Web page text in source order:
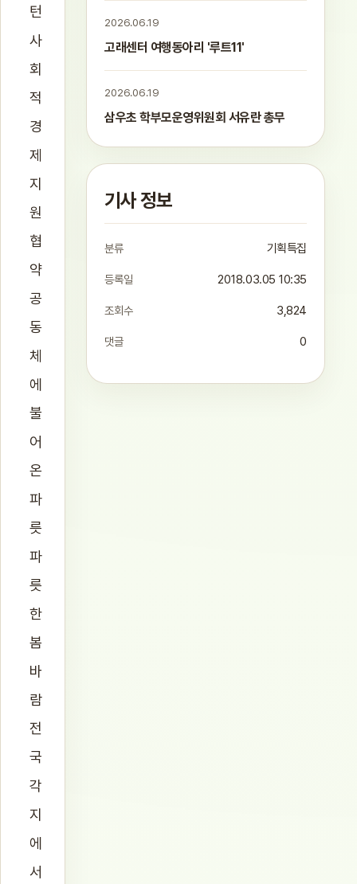
턴
사
회
적
경
제
지
원
협
약
공
동
체
에
불
어
온
파
릇
파
릇
한
봄
바
람
전
국
각
지
에
서
2026.06.19
고래센터 여행동아리 '루트11'
2026.06.19
삼우초 학부모운영위원회 서유란 총무
기사 정보
분류 기획특집
등록일 2018.03.05 10:35
조회수 3,824
댓글 0